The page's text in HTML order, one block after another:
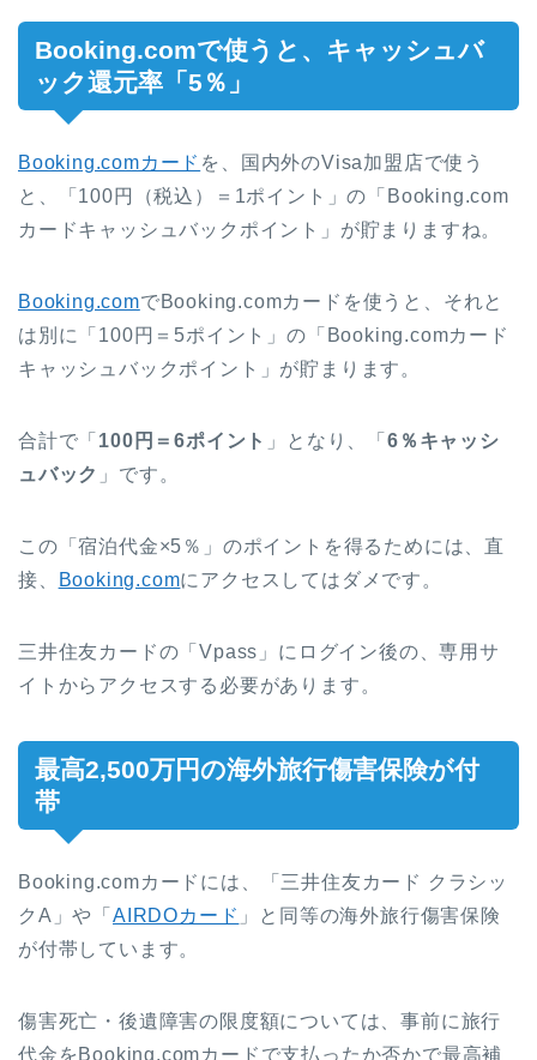
Booking.comで使うと、キャッシュバ
ック還元率「5％」
Booking.comカード を、国内外のVisa加盟店で使う
と、「100円（税込）＝1ポイント」の「Booking.com
カードキャッシュバックポイント」が貯まりますね。
Booking.comでBooking.comカードを使うと、それと
は別に「100円＝5ポイント」の「Booking.comカード
キャッシュバックポイント」が貯まります。
合計で「 100円＝6ポイント 」となり、「6％キャッシ
ュバック 」です。
この「宿泊代金×5％」のポイントを得るためには、直
接、
Booking.comにアクセスしてはダメです。
三井住友カードの「Vpass」にログイン後の、専用サ
イトからアクセスする必要があります。
最高2,500万円の海外旅行傷害保険が付
帯
Booking.comカードには、「三井住友カード クラシッ
クA」や「 AIRDOカード 」と同等の海外旅行傷害保険
が付帯しています。
傷害死亡・後遺障害の限度額については、事前に旅行
代金をBooking.comカードで支払ったか否かで最高補